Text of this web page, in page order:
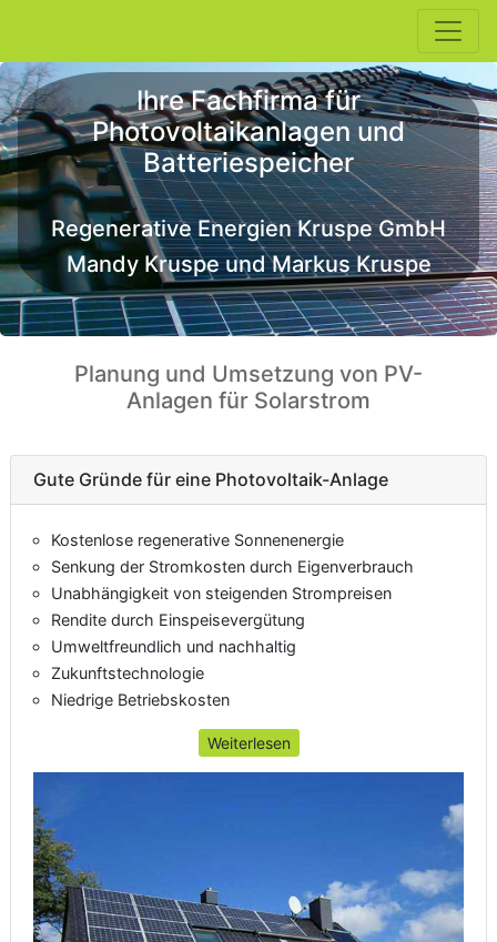
Ihre Fachfirma für
Photovoltaikanlagen und
Batteriespeicher
Regenerative Energien Kruspe GmbH
Mandy Kruspe und Markus Kruspe
Planung und Umsetzung von PV-
Anlagen für Solarstrom
Gute Gründe für eine Photovoltaik-Anlage
Kostenlose regenerative Sonnenenergie
Senkung der Stromkosten durch Eigenverbrauch
Unabhängigkeit von steigenden Strompreisen
Rendite durch Einspeisevergütung
Umweltfreundlich und nachhaltig
Zukunftstechnologie
Niedrige Betriebskosten
Weiterlesen